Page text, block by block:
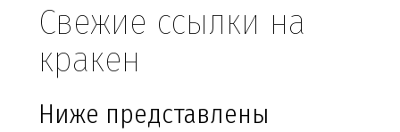
Свежие ссылки на
кракен
Ниже представлены